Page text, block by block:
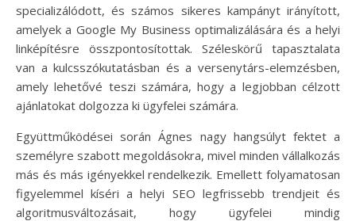
specializálódott, és számos sikeres kampányt irányított,
amelyek a Google My Business optimalizálására és a helyi
linképítésre összpontosítottak. Széleskörű tapasztalata
van a kulcsszókutatásban és a versenytárs-elemzésben,
amely lehetővé teszi számára, hogy a legjobban célzott
ajánlatokat dolgozza ki ügyfelei számára.
Együttműködései során Ágnes nagy hangsúlyt fektet a
személyre szabott megoldásokra, mivel minden vállalkozás
más és más igényekkel rendelkezik. Emellett folyamatosan
figyelemmel kíséri a helyi SEO legfrissebb trendjeit és
algoritmusváltozásait, hogy ügyfelei mindig